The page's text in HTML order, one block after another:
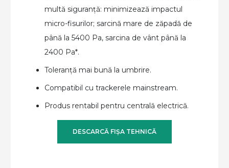
multă siguranță: minimizează impactul
micro-fisurilor; sarcină mare de zăpadă de
până la 5400 Pa, sarcina de vânt până la
2400 Pa*.
Toleranță mai bună la umbrire.
Compatibil cu trackerele mainstream.
Produs rentabil pentru centrală electrică.
DESCARCĂ FIȘA TEHNICĂ